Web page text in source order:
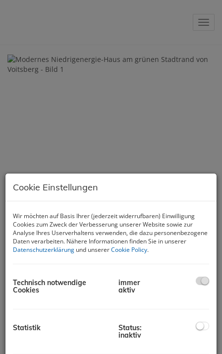
Erfolgreich verkauft: Modernes
Stadtrand von Voitsberg
Cookie Einstellungen
Wir möchten auf Basis Ihrer (jederzeit widerrufbaren) Einwilligung
Cookies zum Zweck der Verbesserung unserer Website sowie zur
Analyse Ihres Userverhaltens verwenden, die dazu personenbezogene
Daten verarbeiten. Nähere Informationen finden Sie in unserer
Datenschutzerklärung und unsererCookie Policy.
Technisch notwendige
Cookies
immer
aktiv
Statistik
Status:
inaktiv